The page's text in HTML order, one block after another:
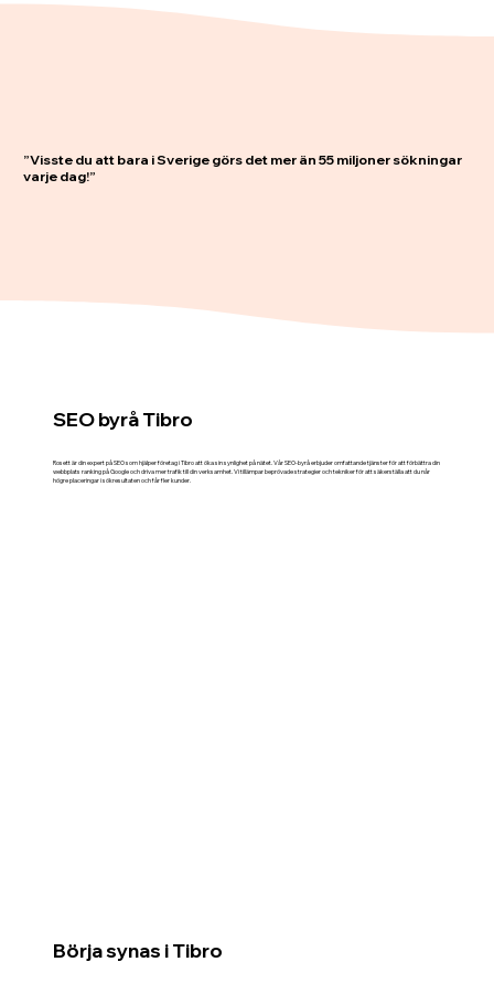
”Visste du att bara i Sverige görs det mer än 55 miljoner sökningar
varje dag!”
Rosett är din expert på SEO som hjälper företag i Tibro att öka sin synlighet på nätet. Vår SEO-byrå erbjuder omfattande tjänster för att förbättra din
webbplats ranking på Google och driva mer trafik till din verksamhet. Vi tillämpar beprövade strategier och tekniker för att säkerställa att du når
högre placeringar i sökresultaten och får fler kunder.
SEO byrå Tibro
Börja synas i Tibro